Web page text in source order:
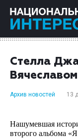
Стелла
Архив новостей 13
Нашумевшая
второго альбома